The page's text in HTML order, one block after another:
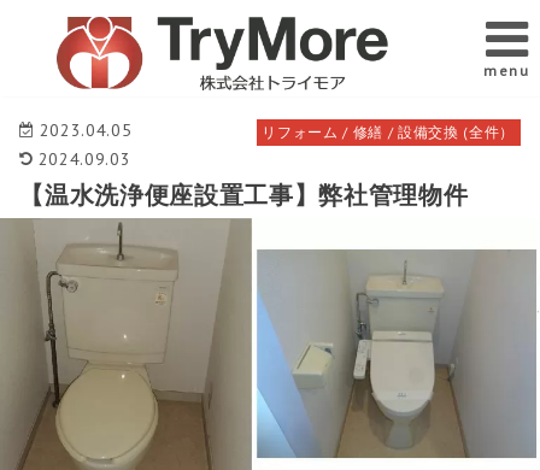
menu
リフォーム / 修繕 / 設備交換 (全件）
2023.04.05
2024.09.03
【温水洗浄便座設置工事】弊社管理物件